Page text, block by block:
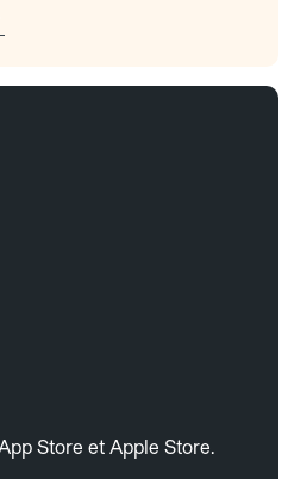
Store et Apple Store.